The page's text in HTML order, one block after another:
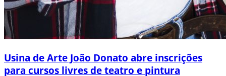
Usina de Arte João Donato abre inscrições
para cursos livres de teatro e pintura